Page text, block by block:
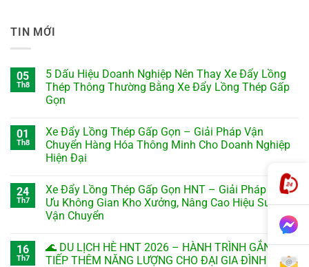
TIN MỚI
05
Th8
5 Dấu Hiệu Doanh Nghiệp Nên Thay Xe Đẩy Lồng
Thép Thông Thường Bằng Xe Đẩy Lồng Thép Gấp
Gọn
01
Th8
Xe Đẩy Lồng Thép Gấp Gọn – Giải Pháp Vận
Chuyển Hàng Hóa Thông Minh Cho Doanh Nghiệp
Hiện Đại
24
Th7
Xe Đẩy Lồng Thép Gấp Gọn HNT – Giải Pháp Tối
Ưu Không Gian Kho Xưởng, Nâng Cao Hiệu Suất
Vận Chuyển
16
Th7
🌊 DU LỊCH HÈ HNT 2026 – HÀNH TRÌNH GẮN KẾT,
TIẾP THÊM NĂNG LƯỢNG CHO ĐẠI GIA ĐÌNH CƠ